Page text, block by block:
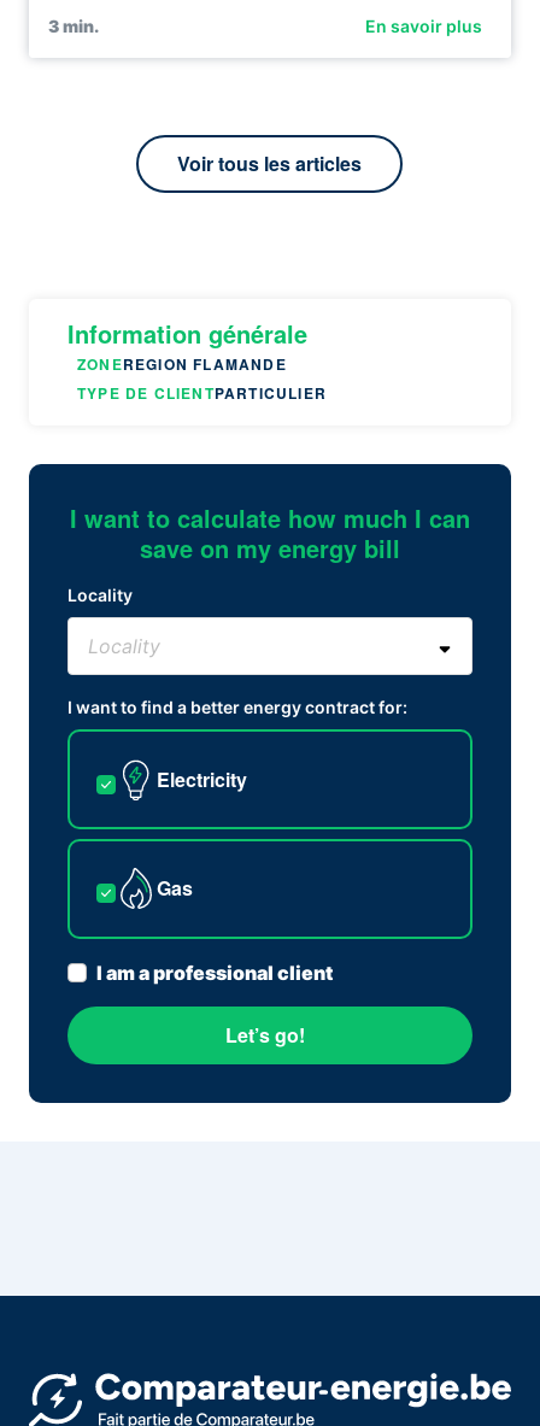
3min. En savoir plus
Voir tous les articles
Information générale
ZONEREGION FLAMANDE
TYPE DE CLIENTPARTICULIER
I want to calculate how much I can
save on my energy bill
Locality
I want to find a better energy contract for:
Electricity
Gas
I am a professional client
Let’s go!